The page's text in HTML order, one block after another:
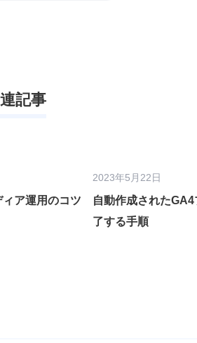
記事
ア運用のコツ
2023年5月22日
自動作成された
了する手順